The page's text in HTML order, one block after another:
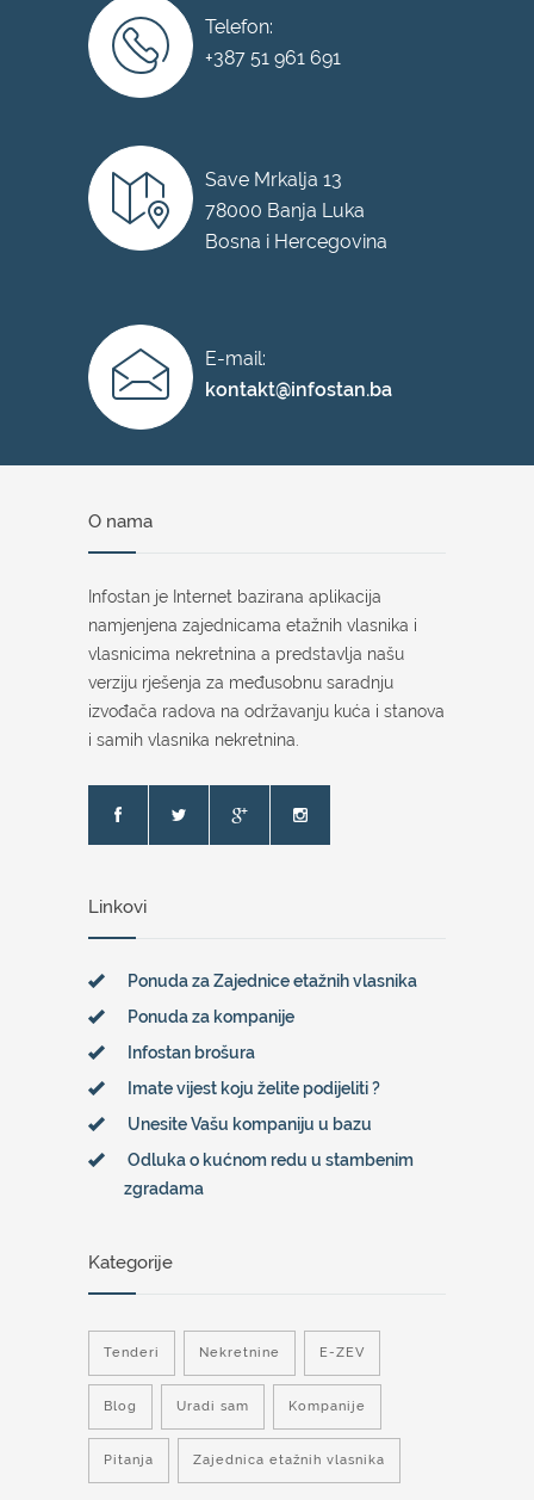
Telefon:
+387 51 961 691
Save Mrkalja 13
78000 Banja Luka
Bosna i Hercegovina
E-mail:
kontakt@infostan.ba
O nama
Infostan je Internet bazirana aplikacija
namjenjena zajednicama etažnih vlasnika i
vlasnicima nekretnina a predstavlja našu
verziju rješenja za međusobnu saradnju
izvođača radova na održavanju kuća i stanova
i samih vlasnika nekretnina.
Linkovi
Ponuda za Zajednice etažnih vlasnika
Ponuda za kompanije
Infostan brošura
Imate vijest koju želite podijeliti ?
Unesite Vašu kompaniju u bazu
Odluka o kućnom redu u stambenim
zgradama
Kategorije
Tenderi Nekretnine E-ZEV
Blog Uradi sam Kompanije
Pitanja Zajednica etažnih vlasnika